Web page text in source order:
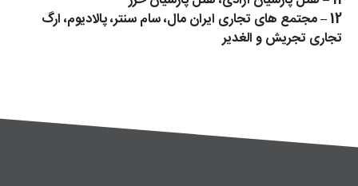
12 – مجتمع های تجاری ایران مال، سام سنتر، پالادیوم، ارگ
تجاری تجریش و الغدیر